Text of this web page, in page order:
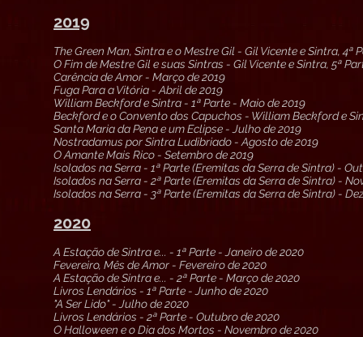
2019
The Green Man, Sintra e o Mestre Gil - Gil Vicente e Sintra, 4ª
O Fim de Mestre Gil e suas Sintras - Gil Vicente e Sintra, 5ª
Carência de Amor - Março de 2019
Fuga Para a Vitória - Abril de 2019
William Beckford e Sintra - 1ª Parte - Maio de 2019
Beckford e o Convento dos Capuchos - William Beckford e
Santa Maria da Pena e um Eclipse - Julho de 2019
Nostradamus por Sintra Ludibriado - Agosto de 2019
O Amante Mais Rico - Setembro de 2019
Isolados na Serra - 1ª Parte (Eremitas da Serra de Sintra) -
Isolados na Serra - 2ª Parte (Eremitas da Serra de Sintra) -
Isolados na Serra - 3ª Parte (Eremitas da Serra de Sintra) -
2020
A Estação de Sintra e... - 1ª Parte - Janeiro de 2020
Fevereiro, Mês de Amor - Fevereiro de 2020
A Estação de Sintra e... - 2ª Parte - Março de 2020
Livros Lendários - 1ª Parte - Junho de 2020
"A Ser Lido" - Julho de 2020
Livros Lendários - 2ª Parte - Outubro de 2020
O Halloween e o Dia dos Mortos - Novembro de 2020